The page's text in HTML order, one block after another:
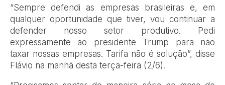
“Sempre defendi as empresas brasileiras e, em
qualquer oportunidade que tiver, vou continuar a
defender nosso setor produtivo. Pedi
expressamente ao presidente Trump para não
taxar nossas empresas. Tarifa não é solução”, disse
Flávio na manhã desta terça-feira (2/6).